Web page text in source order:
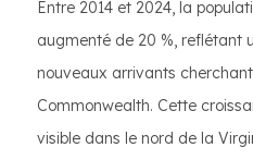
Entre 2014 et 2024, la
augmenté de 20 %, reflétant
nouveaux arrivants
Commonwealth. Cette
visible dans le nord de la